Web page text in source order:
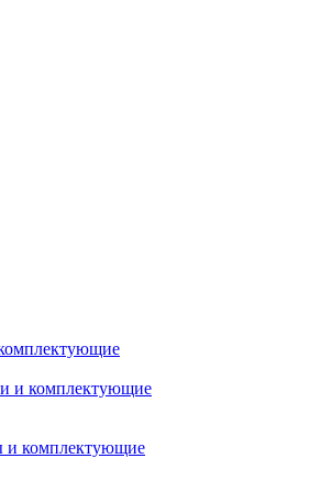
и комплектующие
и комплектующие